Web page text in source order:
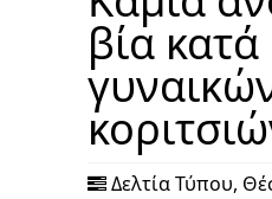
βία κατά
Δελτία Τύπου,